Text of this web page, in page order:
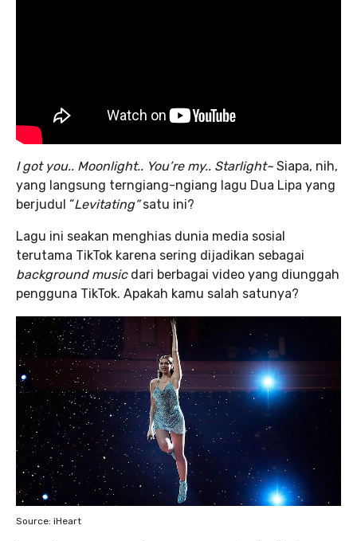
I got you.. Moonlight.. You’re my.. Starlight~ Siapa, nih,
yang langsung terngiang-ngiang lagu Dua Lipa yang
berjudul “Levitating”satu ini?
Lagu ini seakan menghias dunia media sosial
terutama TikTok karena sering dijadikan sebagai
background music dari berbagai video yang diunggah
pengguna TikTok. Apakah kamu salah satunya?
Source: iHeart